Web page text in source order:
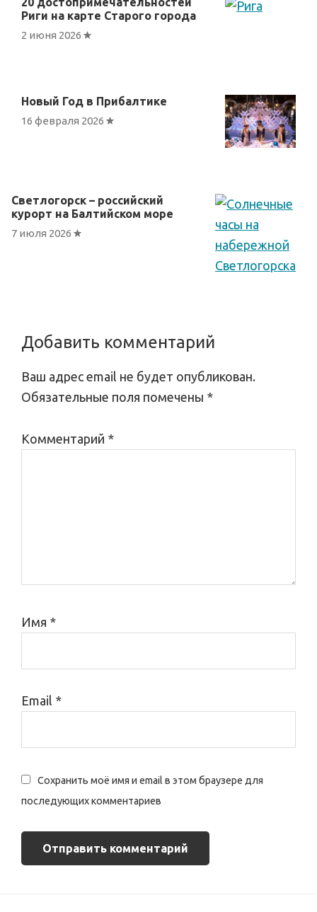
Риги на карте Старого города
2 июня 2026
Новый Год в Прибалтике
16 февраля 2026
Светлогорск – российский
курорт на Балтийском море
7 июля 2026
Reader
Interactions
Добавить комментарий
Ваш адрес email не будет опубликован.
Обязательные поля помечены *
Комментарий *
Имя *
Email *
Сохранить моё имя и email в этом браузере для
последующих комментариев